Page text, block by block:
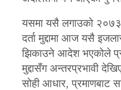
यसमा यसै लगाउको
दर्ता मुद्दामा आज यसै
झिकाउने आदेश भएकोले
मुद्दासँग अन्तरप्रभावी
सोही आधार, प्रमाणबाट